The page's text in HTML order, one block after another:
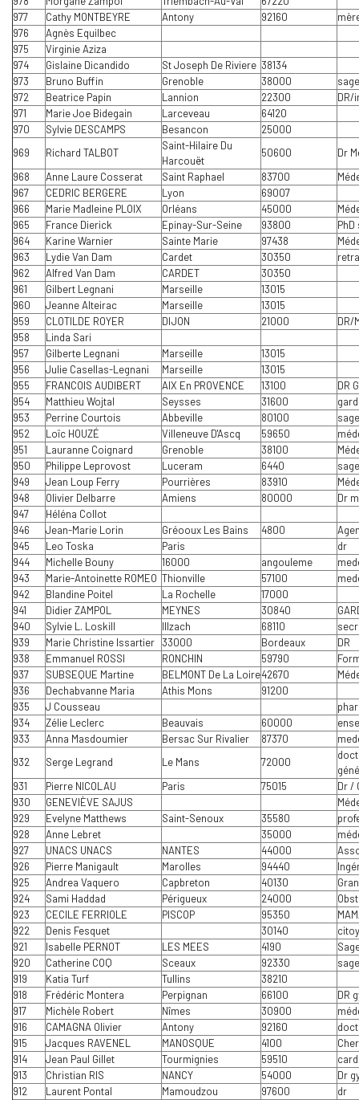
977
Cathy MONTBEYRE Antony 92160
976
Agnès Equilbec
975
Virginie Aziza
974
Gislaine Dicandido St Joseph De Riviere 38134
973
Bruno Buffin Grenoble 38000
972
Beatrice Papin Lannion 22300
DR/
971
Marie Joe Bidegain Larceveau
64120
970
Sylvie DESCAMPS Besancon
25000
969
Richard TALBOT
Saint-Hilaire Du
Harcouët
50600
Dr
968
Anne Laure Cosserat Saint Raphael 83700
967
CEDRIC BERGERE Lyon
69007
966
Marie Madleine PLOIX Orléans 45000
965
France Dierick Epinay-Sur-Seine 93800
964
Karine Warnier Sainte Marie 97438
963
Lydie Van Dam Cardet 30350
962
Alfred Van Dam CARDET
30350
961
Gilbert Legnani Marseille
13015
960
Jeanne Alteirac Marseille
13015
959
CLOTILDE ROYER DIJON 21000
DR/
958
Linda Sari
957
Gilberte Legnani Marseille
13015
956
Julie Casellas-Legnani Marseille
13015
955
FRANCOIS AUDIBERT AIX En PROVENCE 13100
DR
954
Matthieu Wojtal Seysses 31600
953
Perrine Courtois Abbeville 80100
952
Loïc HOUZÉ Villeneuve D'Ascq 59650
951
Lauranne Coignard Grenoble 38100
950
Philippe Leprovost Luceram 6440
949
Jean Loup Ferry Pourrières 83910
948
Olivier Delbarre Amiens 80000
Dr
947
Héléna Collot
946
Jean-Marie Lorin Gréooux Les Bains 4800
945
Leo Toska Paris
dr
944
Michelle Bouny 16000 angouleme
943
Marie-Antoinette ROMEO Thionville 57100
942
Blandine Poitel La Rochelle
17000
941
Didier ZAMPOL MEYNES 30840
940
Sylvie L. Loskill Illzach 68110
939
Marie Christine Issartier 33000 Bordeaux
DR
938
Emmanuel ROSSI RONCHIN 59790
937
SUBSEQUE Martine BELMONT De La Loire42670
936
Dechabvanne Maria Athis Mons
91200
935
J Cousseau
934
Zélie Leclerc Beauvais 60000
933
Anna Masdoumier Bersac Sur Rivalier 87370
932
Serge Legrand Le Mans 72000
931
Pierre NICOLAU Paris 75015
Dr /
930
GENEVIÈVE SAJUS
929
Evelyne Matthews Saint-Senoux 35580
928
Anne Lebret 35000
927
UNACS UNACS NANTES 44000
926
Pierre Manigault Marolles 94440
925
Andrea Vaquero Capbreton 40130
924
Sami Haddad Périgueux 24000
923
CECILE FERRIOLE PISCOP 95350
922
Denis Fesquet 30140
921
Isabelle PERNOT LES MEES 4190
920
Catherine COQ Sceaux 92330
919
Katia Turf Tullins
38210
918
Frédéric Montera Perpignan 66100
DR
917
Michèle Robert Nîmes 30900
916
CAMAGNA Olivier Antony 92160
915
Jacques RAVENEL MANOSQUE 4100
914
Jean Paul Gillet Tourmignies 59510
913
Christian RIS NANCY 54000
Dr
912
Laurent Pontal Mamoudzou 97600
dr